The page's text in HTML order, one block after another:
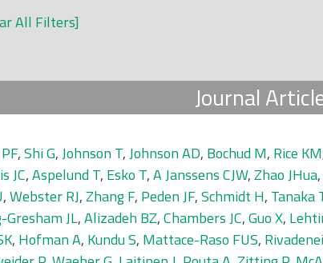
All Filters]
Journal
,Shi G,Johnson T,Johnson AD, Bochud M, Rice KM
JC,Aspelund T, Esko T,A Janssens CJW,Zhao JHua,
,Webster RJ,Zhang F, Peden JF,Schmidt H, Tanaka
Gresham JL,Alizadeh BZ,Chambers JC,Guo X,
, Hofman A, Kundu S, Mattace-Raso FUS,